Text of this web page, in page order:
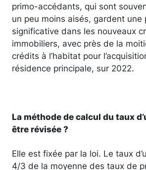
primo-accédants, qui sont
un peu moins aisés, gardent une
significative dans les nouveaux
immobiliers, avec près de la
crédits à l’habitat pour
résidence principale, sur 2022.
La méthode de calcul du taux
être révisée ?
Elle est fixée par la loi. Le taux
4/3 de la moyenne des taux de